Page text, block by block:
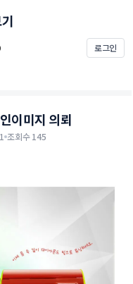
로그인
이미지 의뢰
조회수 145